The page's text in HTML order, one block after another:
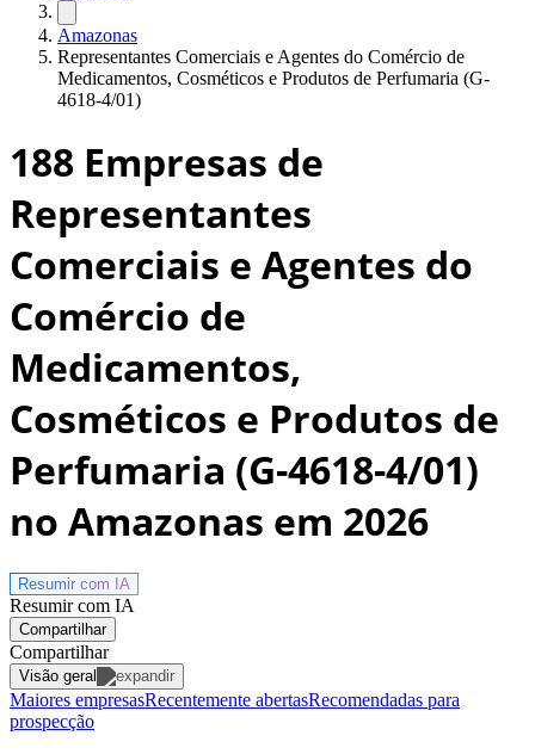
Amazonas
Representantes Comerciais e Agentes do Comércio de
Medicamentos, Cosméticos e Produtos de Perfumaria (G-
4618-4/01)
188 Empresas de
Representantes
Comerciais e Agentes do
Comércio de
Medicamentos,
Cosméticos e Produtos de
Perfumaria (G-4618-4/01)
no Amazonas em 2026
Resumir com IA
Resumir com IA
Compartilhar
Compartilhar
Visão geral
Maiores empresasRecentemente abertasRecomendadas para
prospecção